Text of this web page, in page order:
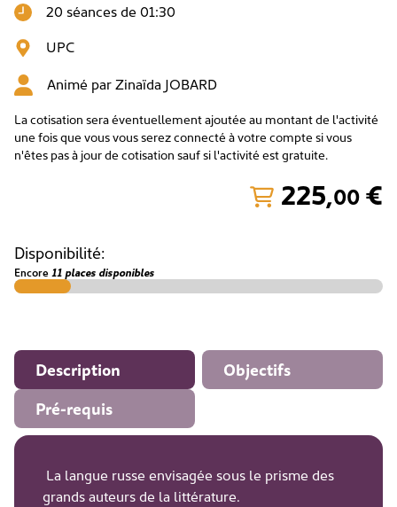
20 séances de 01:30
UPC
Animé parZinaïda JOBARD
La cotisation sera éventuellement ajoutée au montant de l'activité
une fois que vous vous serez connecté à votre compte si vous
n'êtes pas à jour de cotisation sauf si l'activité est gratuite.
225,00 €
Disponibilité:
Encore 11 places disponibles
Description
Objectifs
Pré-requis
La langue russe envisagée sous le prisme des
grands auteurs de la littérature.